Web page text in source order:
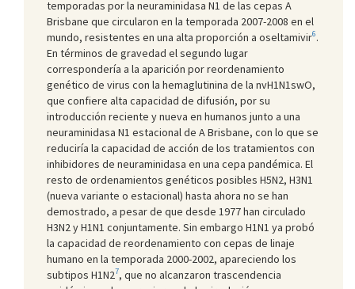
temporadas por la neuraminidasa N1 de las cepas A
Brisbane que circularon en la temporada 2007-2008 en el
mundo, resistentes en una alta proporción a oseltamivir6.
En términos de gravedad el segundo lugar
correspondería a la aparición por reordenamiento
genético de virus con la hemaglutinina de la nvH1N1swO,
que confiere alta capacidad de difusión, por su
introducción reciente y nueva en humanos junto a una
neuraminidasa N1 estacional de A Brisbane, con lo que se
reduciría la capacidad de acción de los tratamientos con
inhibidores de neuraminidasa en una cepa pandémica. El
resto de ordenamientos genéticos posibles H5N2, H3N1
(nueva variante o estacional) hasta ahora no se han
demostrado, a pesar de que desde 1977 han circulado
H3N2 y H1N1 conjuntamente. Sin embargo H1N1 ya probó
la capacidad de reordenamiento con cepas de linaje
humano en la temporada 2000-2002, apareciendo los
subtipos H1N27, que no alcanzaron trascendencia